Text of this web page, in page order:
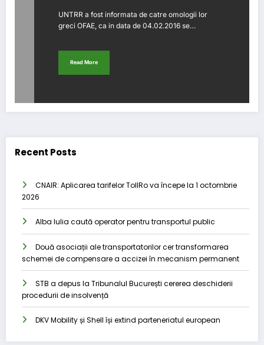
UNTRR a fost informata de catre omologii lor
greci OFAE, ca in data de 04.02.2016 se…
Read More
Recent Posts
CNAIR: Aplicarea tarifelor TollRo va începe la 1 octombrie
2026
Alba Iulia caută operator pentru transportul public
Două asociații ale transportatorilor cer transformarea
schemei de compensare a accizei în mecanism permanent
STB a depus la Tribunalul București cererea deschiderii
procedurii de insolvență
DKV Mobility și Shell își extind parteneriatul european